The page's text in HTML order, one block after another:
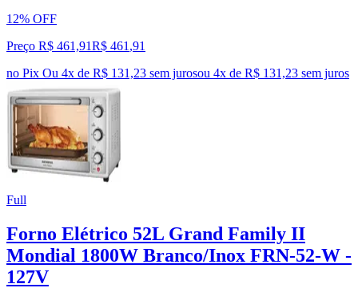
12% OFF
Preço R$ 461,91R$ 461 ,91
no Pix Ou 4x de R$ 131,23 sem jurosou 4x de R$ 131,23 sem juros
Full
Forno Elétrico 52L Grand Family II
Mondial 1800W Branco/Inox FRN-52-W -
127V